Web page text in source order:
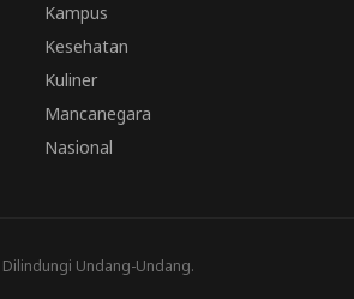
Kampus
Kesehatan
Kuliner
Mancanegara
Nasional
Undang-Undang.